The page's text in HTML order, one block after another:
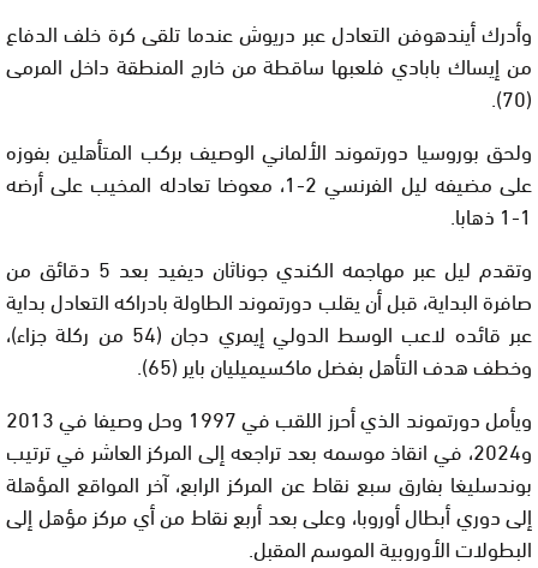
وأدرك أيندهوفن التعادل عبر دريوش عندما تلقى كرة خلف الدفاع
من إيساك بابادي فلعبها ساقطة من خارج المنطقة داخل المرمى
(70).
ولحق بوروسيا دورتموند الألماني الوصيف بركب المتأهلين بفوزه
على مضيفه ليل الفرنسي 2-1، معوضا تعادله المخيب على أرضه
1-1 ذهابا.
وتقدم ليل عبر مهاجمه الكندي جوناثان ديفيد بعد 5 دقائق من
صافرة البداية، قبل أن يقلب دورتموند الطاولة بادراكه التعادل بداية
عبر قائده لاعب الوسط الدولي إيمري دجان (54 من ركلة جزاء)،
وخطف هدف التأهل بفضل ماكسيميليان باير (65).
ويأمل دورتموند الذي أحرز اللقب في 1997 وحل وصيفا في 2013
و2024، في انقاذ موسمه بعد تراجعه إلى المركز العاشر في ترتيب
بوندسليغا بفارق سبع نقاط عن المركز الرابع، آخر المواقع المؤهلة
إلى دوري أبطال أوروبا، وعلى بعد أربع نقاط من أي مركز مؤهل إلى
البطولات الأوروبية الموسم المقبل.